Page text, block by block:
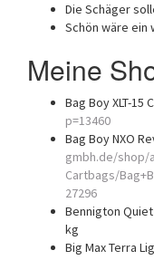
Die Schäger
Schön wäre ein
Meine
Bag Boy XLT-15
p=13460
Bag Boy NXO
gmbh.de/shop/
Cartbags/
27296
Bennigton Quiet
kg
Big Max Terra